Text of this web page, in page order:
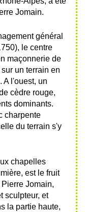
Jomain.
général
le centre
maçonnerie de
un terrain en
A l'ouest, un
cèdre rouge,
dominants.
charpente
du terrain s'y
chapelles
est le fruit
Jomain,
sculpteur, et
la partie haute,